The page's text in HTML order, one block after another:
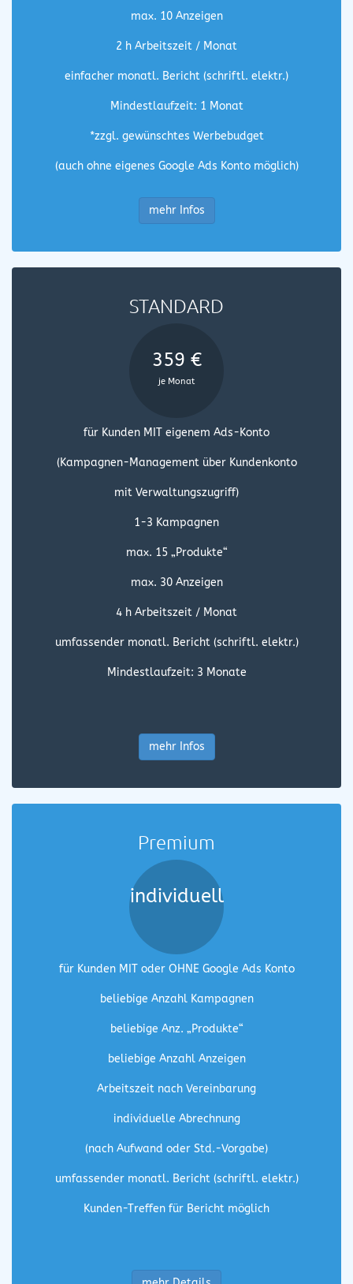
max. 10 Anzeigen
2 h Arbeitszeit / Monat
einfacher monatl. Bericht (schriftl. elektr.)
Mindestlaufzeit: 1 Monat
*zzgl. gewünschtes Werbebudget
(auch ohne eigenes Google Ads Konto möglich)
mehr Infos
STANDARD
359 €
je Monat
für Kunden MIT eigenem Ads-Konto
(Kampagnen-Management über Kundenkonto
mit Verwaltungszugriff)
1-3 Kampagnen
max. 15 „Produkte“
max. 30 Anzeigen
4 h Arbeitszeit / Monat
umfassender monatl. Bericht (schriftl. elektr.)
Mindestlaufzeit: 3 Monate
mehr Infos
Premium
individuell
für Kunden MIT oder OHNE Google Ads Konto
beliebige Anzahl Kampagnen
beliebige Anz. „Produkte“
beliebige Anzahl Anzeigen
Arbeitszeit nach Vereinbarung
individuelle Abrechnung
(nach Aufwand oder Std.-Vorgabe)
umfassender monatl. Bericht (schriftl. elektr.)
Kunden-Treffen für Bericht möglich